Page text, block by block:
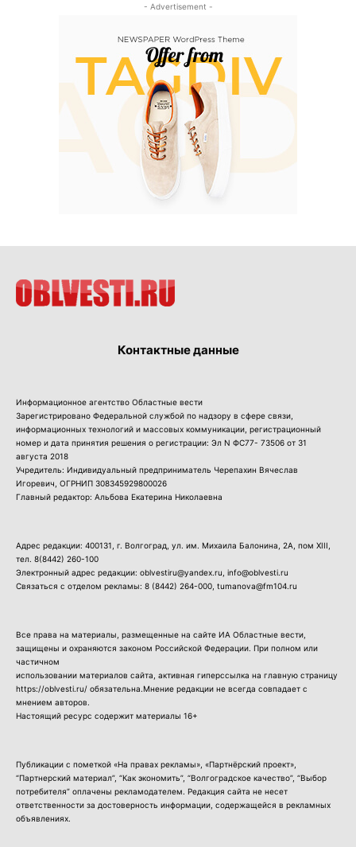
- Advertisement -
Контактные данные
Информационное агентство Областные вести
Зарегистрировано Федеральной службой по надзору в сфере связи,
информационных технологий и массовых коммуникации, регистрационный
номер и дата принятия решения о регистрации: Эл N ФС77- 73506 от 31
августа 2018
Учредитель: Индивидуальный предприниматель Черепахин Вячеслав
Игоревич, ОГРНИП 308345929800026
Главный редактор: Альбова Екатерина Николаевна
Адрес редакции: 400131, г. Волгоград, ул. им. Михаила Балонина, 2А, пом XIII,
тел. 8(8442) 260-100
Электронный адрес редакции: oblvestiru@yandex.ru, info@oblvesti.ru
Связаться с отделом рекламы: 8 (8442) 264-000 , tumanova@fm104.ru
Все права на материалы, размещенные на сайте ИА Областные вести,
защищены и охраняются законом Российской Федерации. При полном или
частичном
использовании материалов сайта, активная гиперссылка на главную страницу
https://oblvesti.ru/ обязательна.Мнение редакции не всегда совпадает с
мнением авторов.
Настоящий ресурс содержит материалы 16+
Публикации с пометкой «На правах рекламы», «Партнёрский проект»,
“Партнерский материал”, “Как экономить”, “Волгоградское качество”, “Выбор
потребителя” оплачены рекламодателем. Редакция сайта не несет
ответственности за достоверность информации, содержащейся в рекламных
объявлениях.